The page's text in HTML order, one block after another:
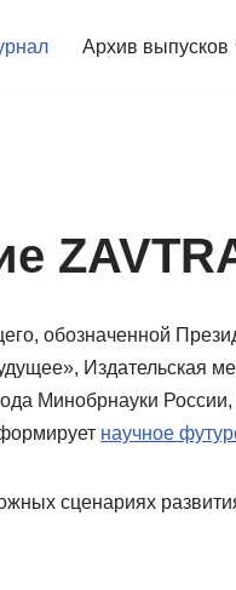
Архив выпусков
обозначенной
Издательская
Минобрнауки
научное
сценариях